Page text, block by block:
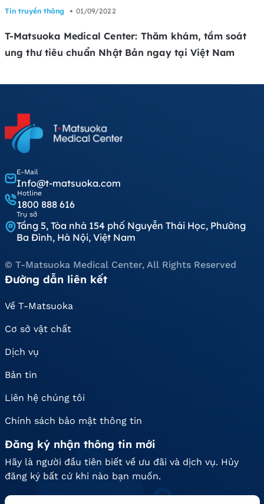
Tin truyền thông 01/09/2022
T-Matsuoka Medical Center: Thăm khám, tầm soát
ung thư tiêu chuẩn Nhật Bản ngay tại Việt Nam
E-Mail
Info@t-matsuoka.com
Hotline
1800 888 616
Trụ sở
Tầng 5, Tòa nhà 154 phố Nguyễn Thái Học, Phường
Ba Đình, Hà Nội, Việt Nam
© T-Matsuoka Medical Center, All Rights Reserved
Đường dẫn liên kết
Về T-Matsuoka
Cơ sở vật chất
Dịch vụ
Bản tin
Liên hệ chúng tôi
Chính sách bảo mật thông tin
Đăng ký nhận thông tin mới
Hãy là người đầu tiên biết về ưu đãi và dịch vụ. Hủy
đăng ký bất cứ khi nào bạn muốn.